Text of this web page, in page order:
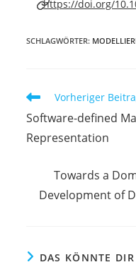
https://doi.org/
SCHLAGWÖRTER:
Weitere
Artikel
ansehen
Vorheriger
Software-defined
Representation
Towards a
Development of
DAS KÖNNTE